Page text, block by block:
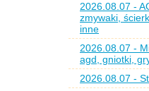
2026.08.07 -
zmywaki,
inne
2026.08.07 -
agd, gniotki,
2026.08.07 -